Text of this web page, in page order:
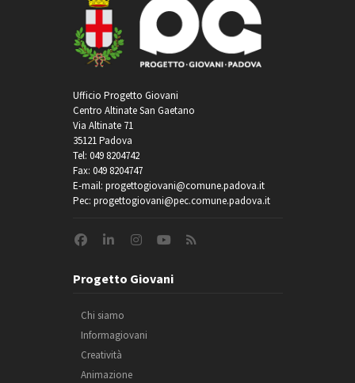
Ufficio Progetto Giovani
Centro Altinate San Gaetano
Via Altinate 71
35121 Padova
Tel: 049 8204742
Fax: 049 8204747
E-mail: progettogiovani@comune.padova.it
Pec: progettogiovani@pec.comune.padova.it
Progetto Giovani
Chi siamo
Informagiovani
Creatività
Animazione